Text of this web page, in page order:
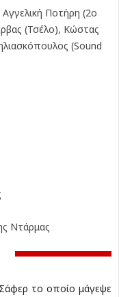
Ποτήρη (2ο
(Τσέλο), Κώστας
(Sound
Ντάρμας
το οποίο μάγεψε